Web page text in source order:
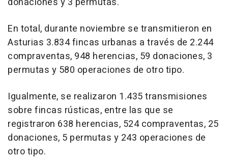
En total, durante noviembre se transmitieron en
Asturias 3.834 fincas urbanas a través de 2.244
compraventas, 948 herencias, 59 donaciones, 3
permutas y 580 operaciones de otro tipo.
Igualmente, se realizaron 1.435 transmisiones
sobre fincas rústicas, entre las que se
registraron 638 herencias, 524 compraventas, 25
donaciones, 5 permutas y 243 operaciones de
otro tipo.